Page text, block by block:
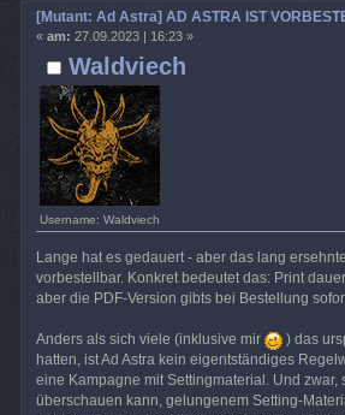
Waldviech
Username: Waldviech
[Mutant: Ad Astra] AD ASTRA IST
« am: 27.09.2023 | 16:23 »
Lange hat es gedauert - aber das lang
vorbestellbar. Konkret bedeutet das: Print
aber die PDF-Version gibts bei Bestellung
Anders als sich viele (inklusive mir
) das
hatten, ist Ad Astra kein eigentständiges
eine Kampagne mit Settingmaterial. Und zwar,
überschauen kann, gelungenem Setting-